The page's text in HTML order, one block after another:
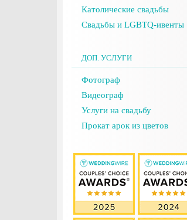
Католические свадьбы
Свадьбы и LGBTQ-ивенты
ДОП. УСЛУГИ
Фотограф
Видеограф
Услуги на свадьбу
Прокат арок из цветов